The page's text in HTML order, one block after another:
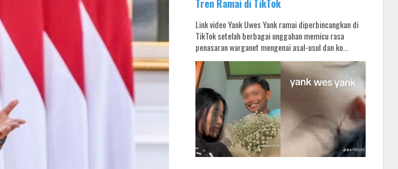
Tren Ramai di TikTok
Link video Yank Uwes Yank ramai diperbincangkan di
TikTok setelah berbagai unggahan memicu rasa
penasaran warganet mengenai asal-usul dan ko...